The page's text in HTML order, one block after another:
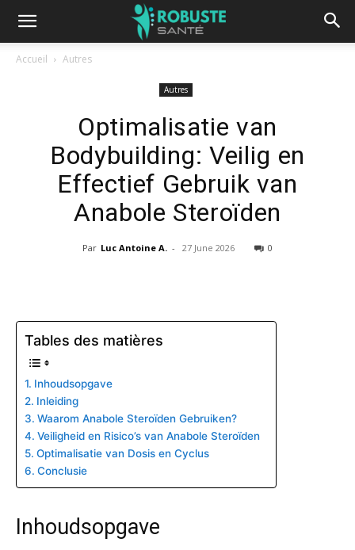
Accueil Autres
Autres
Optimalisatie van
Bodybuilding: Veilig en
Effectief Gebruik van
Anabole Steroïden
Par Luc Antoine A. - 27 June 2026 0
Tables des matières
Inhoudsopgave
Inleiding
Waarom Anabole Steroïden Gebruiken?
Veiligheid en Risico’s van Anabole Steroïden
Optimalisatie van Dosis en Cyclus
Conclusie
Inhoudsopgave